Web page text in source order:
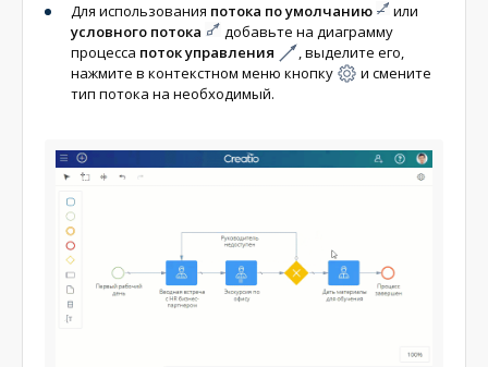
Для использования потока по умолчанию
или
условного потока
добавьте на диаграмму
процесса поток управления
, выделите его,
нажмите в контекстном меню кнопку
и смените
тип потока на необходимый.